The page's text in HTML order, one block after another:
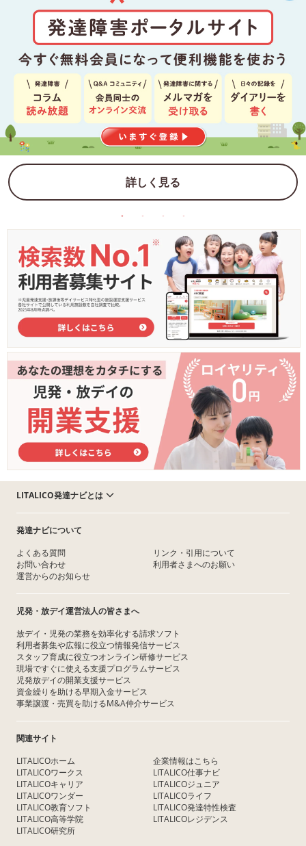
詳しく見る
LITALICO発達ナビとは
発達ナビについて
よくある質問
お問い合わせ
運営からのお知らせ
リンク・引用について
利用者さまへのお願い
児発・放デイ運営法人の皆さまへ
放デイ・児発の業務を効率化する請求ソフト
利用者募集や広報に役立つ情報発信サービス
スタッフ育成に役立つオンライン研修サービス
現場ですぐに使える支援プログラムサービス
児発放デイの開業支援サービス
資金繰りを助ける早期入金サービス
事業譲渡・売買を助けるM&A仲介サービス
関連サイト
LITALICOホーム
LITALICOワークス
LITALICOキャリア
LITALICOワンダー
LITALICO教育ソフト
LITALICO高等学院
LITALICO研究所
企業情報はこちら
LITALICO仕事ナビ
LITALICOジュニア
LITALICOライフ
LITALICO発達特性検査
LITALICOレジデンス